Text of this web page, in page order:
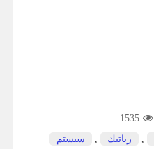
1535
, رباتیك , سیستم